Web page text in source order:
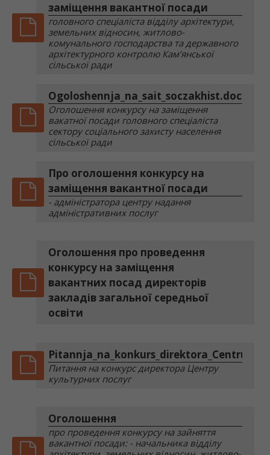
заміщення вакантної посади
головного спеціаліста відділу архітектури,
земельних відносин, житлово-
комунального господарства та державного
архітектурного контролю Кам’янської
сільської ради
Ogoloshennja_na_sait_soczakhist.docx
Оголошення конкурсу на заміщення
вакатної посади головного спеціаліста
сектору соціального захисту населення
сільської ради
Про оголошення конкурсу на
заміщення вакантної посади
- адміністратора центру надання
адміністративних послуг
Оголошення про проведення
конкурсу на заміщення
вакантних посад директорів
закладів загальної середньої
освіти
Питання на конкурс директора Центру
культурних послуг
Оголошення
про проведення конкурсу на зайняття
вакантної посади: - начальника відділу